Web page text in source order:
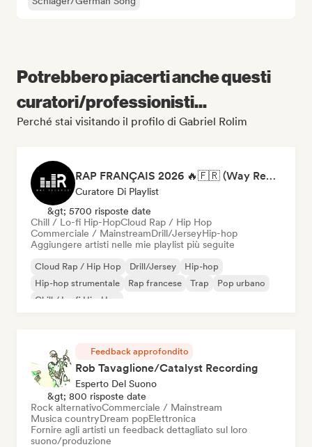
Potrebbero piacerti anche questi
curatori/professionisti...
Perché stai visitando il profilo di Gabriel Rolim
RAP FRANÇAIS 2026 🔥🇫🇷 (Way Records)
Curatore Di Playlist
&gt; 5700 risposte date
Chill / Lo-fi Hip-HopCloud Rap / Hip Hop
Commerciale / MainstreamDrill/JerseyHip-hop
Aggiungere artisti nelle mie playlist più seguite
Cloud Rap / Hip Hop Drill/Jersey
Hip-hop
Hip-hop strumentale
Rap francese Trap
Pop urbano
Chill / Lo-fi Hip-Hop
Feedback approfondito
Rob Tavaglione/Catalyst Recording
Esperto Del Suono
&gt; 800 risposte date
Rock alternativoCommerciale / Mainstream
Musica countryDream popElettronica
Fornire agli artisti un feedback dettagliato sul loro
suono/produzione